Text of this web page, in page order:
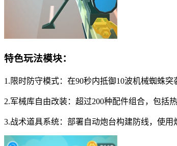
特色玩法模块：
1.限时防守模式：在90秒内抵御10波机械蜘蛛
2.军械库自由改装：超过200种配件组合，包括
3.战术道具系统：部署自动炮台构建防线，使